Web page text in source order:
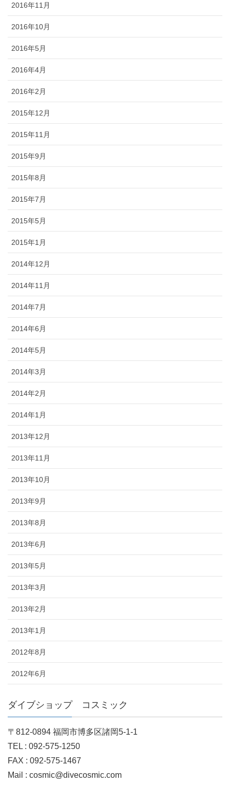
2016年11月
2016年10月
2016年5月
2016年4月
2016年2月
2015年12月
2015年11月
2015年9月
2015年8月
2015年7月
2015年5月
2015年1月
2014年12月
2014年11月
2014年7月
2014年6月
2014年5月
2014年3月
2014年2月
2014年1月
2013年12月
2013年11月
2013年10月
2013年9月
2013年8月
2013年6月
2013年5月
2013年3月
2013年2月
2013年1月
2012年8月
2012年6月
ダイブショップ コスミック
〒812-0894 福岡市博多区諸岡5-1-1
TEL : 092-575-1250
FAX : 092-575-1467
Mail : cosmic@divecosmic.com